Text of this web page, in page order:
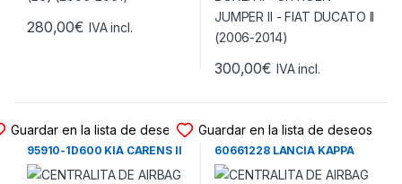
280,00€ IVA incl.
300,00€ IVA incl.
Guardar en la lista de deseos
CENTRALITA DE AIRBAG
95910-1D600 KIA CARENS II
(2006-2013)
Guardar en la lista de deseos
CENTRALITA DE AIRBAG
60661228 LANCIA KAPPA
(SV-SP-SR) (1994-2001)